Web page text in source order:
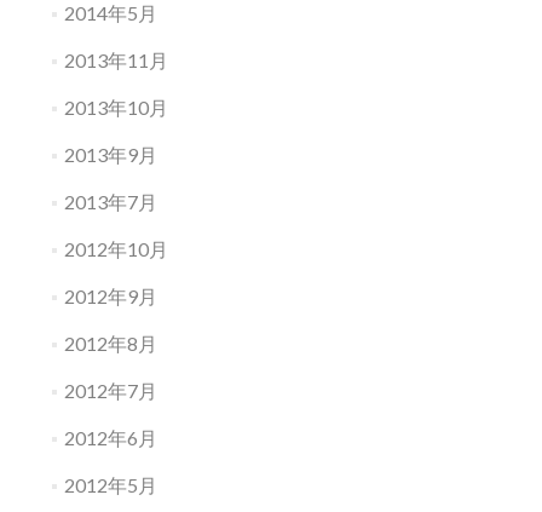
2014年5月
2013年11月
2013年10月
2013年9月
2013年7月
2012年10月
2012年9月
2012年8月
2012年7月
2012年6月
2012年5月